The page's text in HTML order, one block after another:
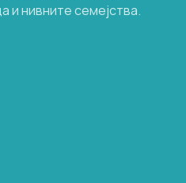
и нивните семејства.